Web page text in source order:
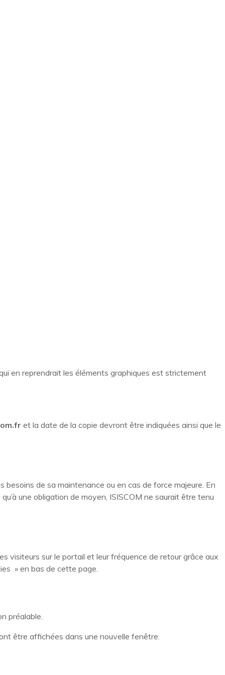
en reprendrait les éléments graphiques est strictement
et la date de la copie devront être indiquées ainsi que le
de sa maintenance ou en cas de force majeure. En
une obligation de moyen, ISISCOM ne saurait être tenu
visiteurs sur le portail et leur fréquence de retour grâce aux
» en bas de cette page.
préalable.
être affichées dans une nouvelle fenêtre.